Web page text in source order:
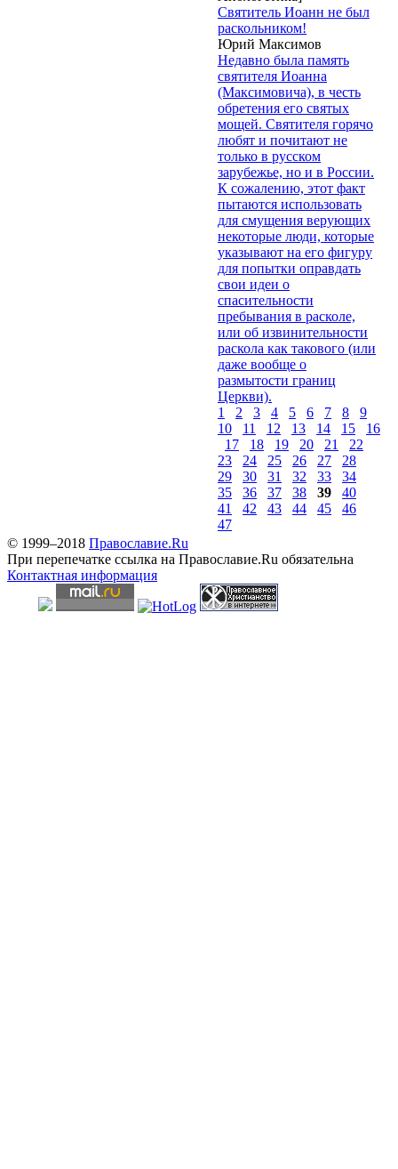
Святитель Иоанн не был
раскольником!
Юрий Максимов
Недавно была память
святителя Иоанна
(Максимовича), в честь
обретения его святых
мощей. Святителя горячо
любят и почитают не
только в русском
зарубежье, но и в России.
К сожалению, этот факт
пытаются использовать
для смущения верующих
некоторые люди, которые
указывают на его фигуру
для попытки оправдать
свои идеи о
спасительности
пребывания в расколе,
или об извинительности
раскола как такового (или
даже вообще о
размытости границ
Церкви).
1
2 3 4 5 6 7 8
9
10
11 12 13 14 15
16
17
18 19 20 21
22
23
24 25 26 27
28
29
30 31 32 33
34
35
36 37 38 39
40
41
42 43 44 45
46
47
© 1999–2018 Православие.Ru
При перепечатке ссылка на Православие.Ru обязательна
Контактная информация